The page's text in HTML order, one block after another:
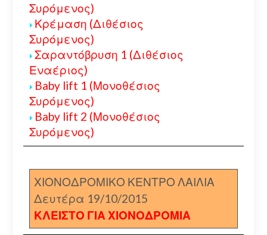
Συρόμενος)
Κρέμαση (Διθέσιος
Συρόμενος)
Σαραντόβρυση 1 (Διθέσιος
Εναέριος)
Baby lift 1 (Μονοθέσιος
Συρόμενος)
Baby lift 2 (Μονοθέσιος
Συρόμενος)
ΧΙΟΝΟΔΡΟΜΙΚΟ ΚΕΝΤΡΟ ΛΑΙΛΙΑ
Δευτέρα 19/10/2015
ΚΛΕΙΣΤΟ ΓΙΑ ΧΙΟΝΟΔΡΟΜΙΑ